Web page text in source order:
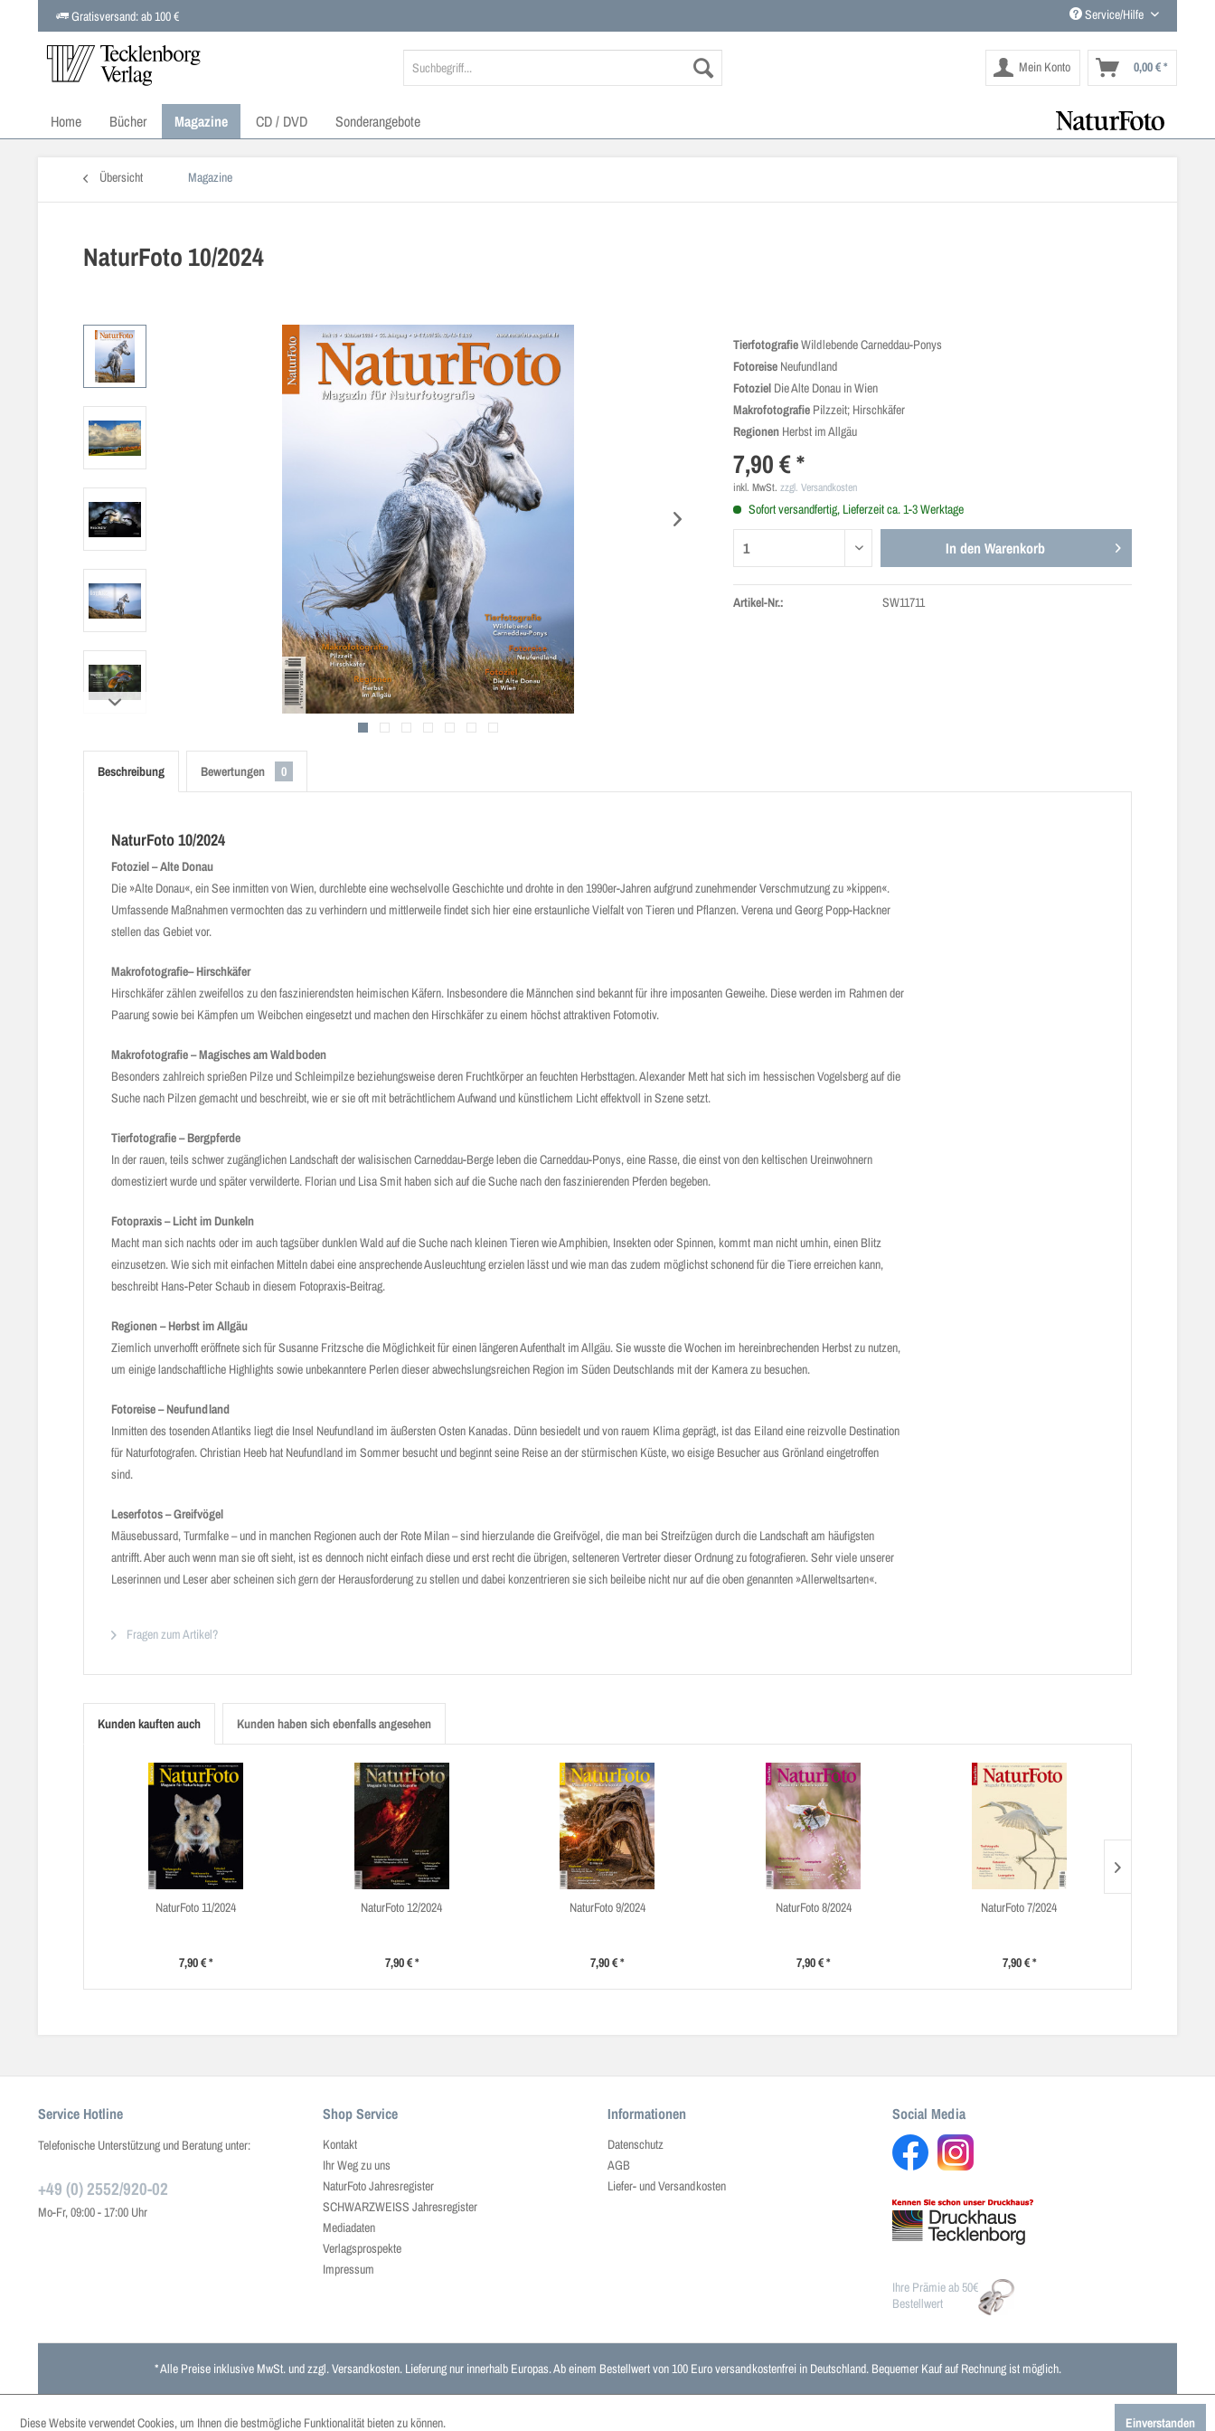
Gratisversand: ab 100 € Service/Hilfe
Mein Konto 0,00 € *
Home Bücher Magazine CD / DVD Sonderangebote
Übersicht Magazine
NaturFoto 10/2024
TierfotografieWildlebende Carneddau-Ponys
Fotoreise Neufundland
Fotoziel Die Alte Donau in Wien
Makrofotografie Pilzzeit; Hirschkäfer
Regionen Herbst im Allgäu
7,90 € *
inkl. MwSt.zzgl. Versandkosten
Sofort versandfertig, Lieferzeit ca. 1-3 Werktage
In den Warenkorb
Artikel-Nr.: SW11711
Beschreibung Bewertungen 0
NaturFoto 10/2024
Fotoziel – Alte Donau
Die »Alte Donau«, ein See inmitten von Wien, durchlebte eine wechselvolle Geschichte und drohte in den 1990er-Jahren aufgrund zunehmender Verschmutzung zu »kippen«.
Umfassende Maßnahmen vermochten das zu verhindern und mittlerweile findet sich hier eine erstaunliche Vielfalt von Tieren und Pflanzen. Verena und Georg Popp-Hackner
stellen das Gebiet vor.
Makrofotografie– Hirschkäfer
Hirschkäfer zählen zweifellos zu den faszinierendsten heimischen Käfern. Insbesondere die Männchen sind bekannt für ihre imposanten Geweihe. Diese werden im Rahmen der
Paarung sowie bei Kämpfen um Weibchen eingesetzt und machen den Hirschkäfer zu einem höchst attraktiven Fotomotiv.
Makrofotografie – Magisches am Waldboden
Besonders zahlreich sprießen Pilze und Schleimpilze beziehungs­weise deren Fruchtkörper an feuchten Herbsttagen. Alexander Mett hat sich im hessischen Vogelsberg auf die
Suche nach Pilzen gemacht und beschreibt, wie er sie oft mit beträchtlichem Aufwand und künstlichem Licht effektvoll in Szene setzt.
Tierfotografie – Bergpferde
In der rauen, teils schwer zugänglichen Landschaft der walisischen Carneddau-Berge leben die Carneddau-Ponys, eine Rasse, die einst von den keltischen Ureinwohnern
domestiziert wurde und später verwilderte. Florian und Lisa Smit haben sich auf die Suche nach den faszinierenden Pferden begeben.
Fotopraxis – Licht im Dunkeln
Macht man sich nachts oder im auch tagsüber dunklen Wald auf die Suche nach kleinen Tieren wie Amphibien, Insekten oder Spinnen, kommt man nicht umhin, einen Blitz
einzusetzen. Wie sich mit einfachen Mitteln dabei eine ansprechende Ausleuchtung erzielen lässt und wie man das zudem möglichst schonend für die Tiere erreichen kann,
beschreibt Hans-Peter Schaub in diesem Fotopraxis-Beitrag.
Regionen – Herbst im Allgäu
Ziemlich unverhofft eröffnete sich für Susanne Fritzsche die Möglichkeit für einen längeren Aufenthalt im Allgäu. Sie wusste die Wochen im hereinbrechenden Herbst zu nutzen,
um einige landschaftliche Highlights sowie unbekanntere Perlen dieser abwechslungsreichen Region im Süden Deutschlands mit der Kamera zu besuchen.
Fotoreise – Neufundland
Inmitten des tosenden Atlantiks liegt die Insel Neufundland im äußersten Osten Kanadas. Dünn besiedelt und von rauem Klima geprägt, ist das Eiland eine reizvolle Destination
für Naturfotografen. Christian Heeb hat Neufundland im Sommer besucht und beginnt seine Reise an der stürmischen Küste, wo eisige Besucher aus Grönland eingetroffen
sind.
Leserfotos – Greifvögel
Mäusebussard, Turmfalke – und in manchen Regionen auch der Rote Milan – sind hierzulande die Greifvögel, die man bei Streifzügen durch die Landschaft am häufigsten
antrifft. Aber auch wenn man sie oft sieht, ist es dennoch nicht einfach diese und erst recht die übrigen, selteneren Vertreter dieser Ordnung zu fotografieren. Sehr viele unserer
Leserinnen und Leser aber scheinen sich gern der Herausforderung zu stellen und dabei konzentrieren sie sich beileibe nicht nur auf die oben genannten »Allerweltsarten«.
Fragen zum Artikel?
Kunden kauften auch Kunden haben sich ebenfalls angesehen
NaturFoto 11/2024
7,90 € *
NaturFoto 12/2024
7,90 € *
NaturFoto 9/2024
7,90 € *
NaturFoto 8/2024
7,90 € *
NaturFoto 7/2024
7,90 € *
Service Hotline
Telefonische Unterstützung und Beratung unter:
+49 (0) 2552/920-02
Mo-Fr, 09:00 - 17:00 Uhr
Shop Service
Kontakt
Ihr Weg zu uns
NaturFoto Jahresregister
SCHWARZWEISS Jahresregister
Mediadaten
Verlagsprospekte
Impressum
Informationen
Datenschutz
AGB
Liefer- und Versandkosten
Social Media
Ihre Prämie ab 50€
Bestellwert
* Alle Preise inklusive MwSt. und zzgl.Versandkosten. Lieferung nur innerhalb Europas. Ab einem Bestellwert von 100 Euro versandkostenfrei in Deutschland. Bequemer Kauf auf Rechnung ist möglich.
Diese Website verwendet Cookies, um Ihnen die bestmögliche Funktionalität bieten zu können. Einverstanden